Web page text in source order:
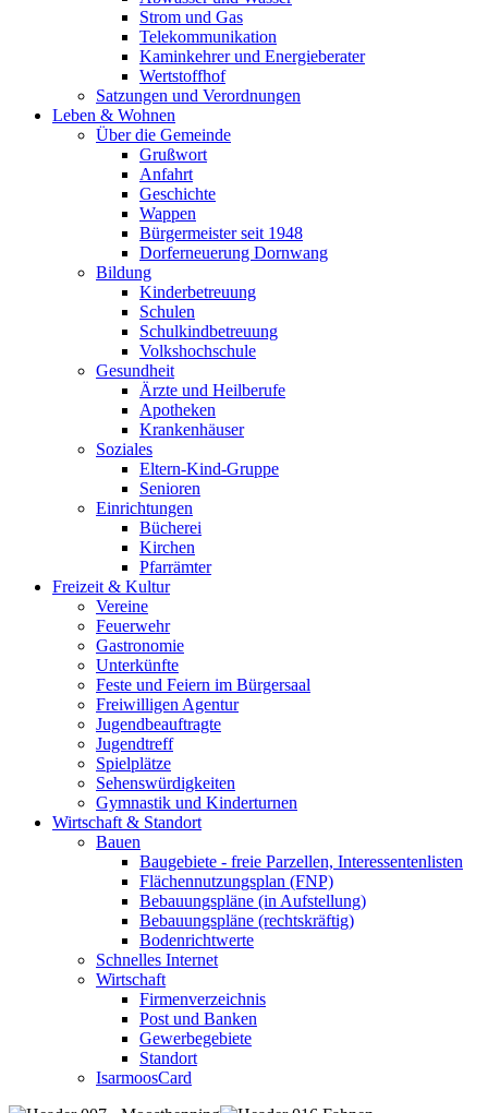
Strom und Gas
Telekommunikation
Kaminkehrer und Energieberater
Wertstoffhof
Satzungen und Verordnungen
Leben & Wohnen
Über die Gemeinde
Grußwort
Anfahrt
Geschichte
Wappen
Bürgermeister seit 1948
Dorferneuerung Dornwang
Bildung
Kinderbetreuung
Schulen
Schulkindbetreuung
Volkshochschule
Gesundheit
Ärzte und Heilberufe
Apotheken
Krankenhäuser
Soziales
Eltern-Kind-Gruppe
Senioren
Einrichtungen
Bücherei
Kirchen
Pfarrämter
Freizeit & Kultur
Vereine
Feuerwehr
Gastronomie
Unterkünfte
Feste und Feiern im Bürgersaal
Freiwilligen Agentur
Jugendbeauftragte
Jugendtreff
Spielplätze
Sehenswürdigkeiten
Gymnastik und Kinderturnen
Wirtschaft & Standort
Bauen
Baugebiete - freie Parzellen, Interessentenlisten
Flächennutzungsplan (FNP)
Bebauungspläne (in Aufstellung)
Bebauungspläne (rechtskräftig)
Bodenrichtwerte
Schnelles Internet
Wirtschaft
Firmenverzeichnis
Post und Banken
Gewerbegebiete
Standort
IsarmoosCard